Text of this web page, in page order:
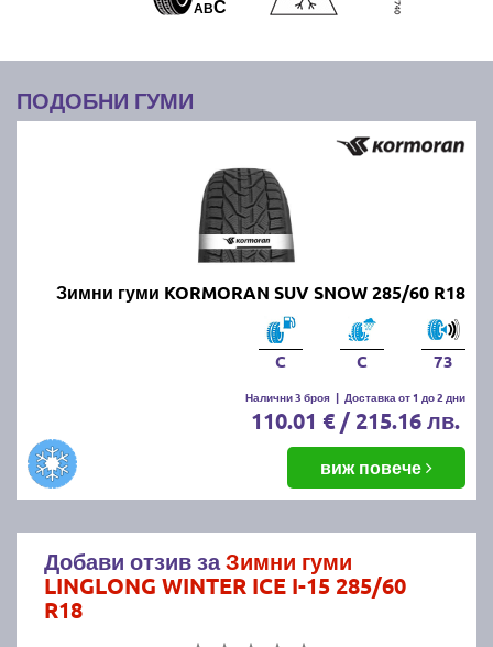
ABC
ПОДОБНИ ГУМИ
Зимни гуми KORMORAN SUV SNOW 285/60 R18
C C 73
Налични 3 броя | Доставка от 1 до 2 дни
110.01 € / 215.16 лв.
виж повече
Добави отзив заЗимни гуми
LINGLONG WINTER ICE I-15 285/60
R18